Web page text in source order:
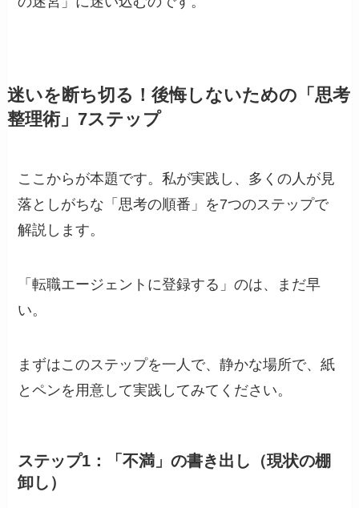
迷いを断ち切る！後悔しないための「思考
整理術」7ステップ
ここからが本題です。私が実践し、多くの人が見
落としがちな「思考の順番」を7つのステップで
解説します。
「転職エージェントに登録する」のは、まだ早
い。
まずはこのステップを一人で、静かな場所で、紙
とペンを用意して実践してみてください。
ステップ1：「不満」の書き出し（現状の棚
卸し）